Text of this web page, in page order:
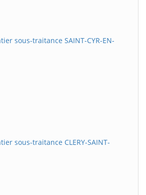
sous-traitance SAINT-CYR-EN-
sous-traitance CLERY-SAINT-